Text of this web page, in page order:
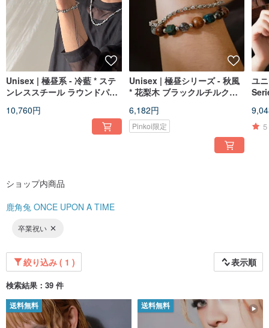
鹿角兔有限公司 (Deer Horn Rabbit Co., Ltd.)
統一編号：
55839889
Unisex | 極昼系 - 冷藍 * ステ
ンレススチール ラウンドパー
レスレット
10,760円
Unisex | 極昼シリーズ - 秋風
* 花梨木 ブラックルチルクォ
スレット
6,182円
Pinkoi限定
ユ
5
ショップ内商品
鹿角兔 ONCE UPON A TIME
卒業祝い
絞り込み ( 1 ) 表示順
検索結果：39 件
送料無料 送料無料